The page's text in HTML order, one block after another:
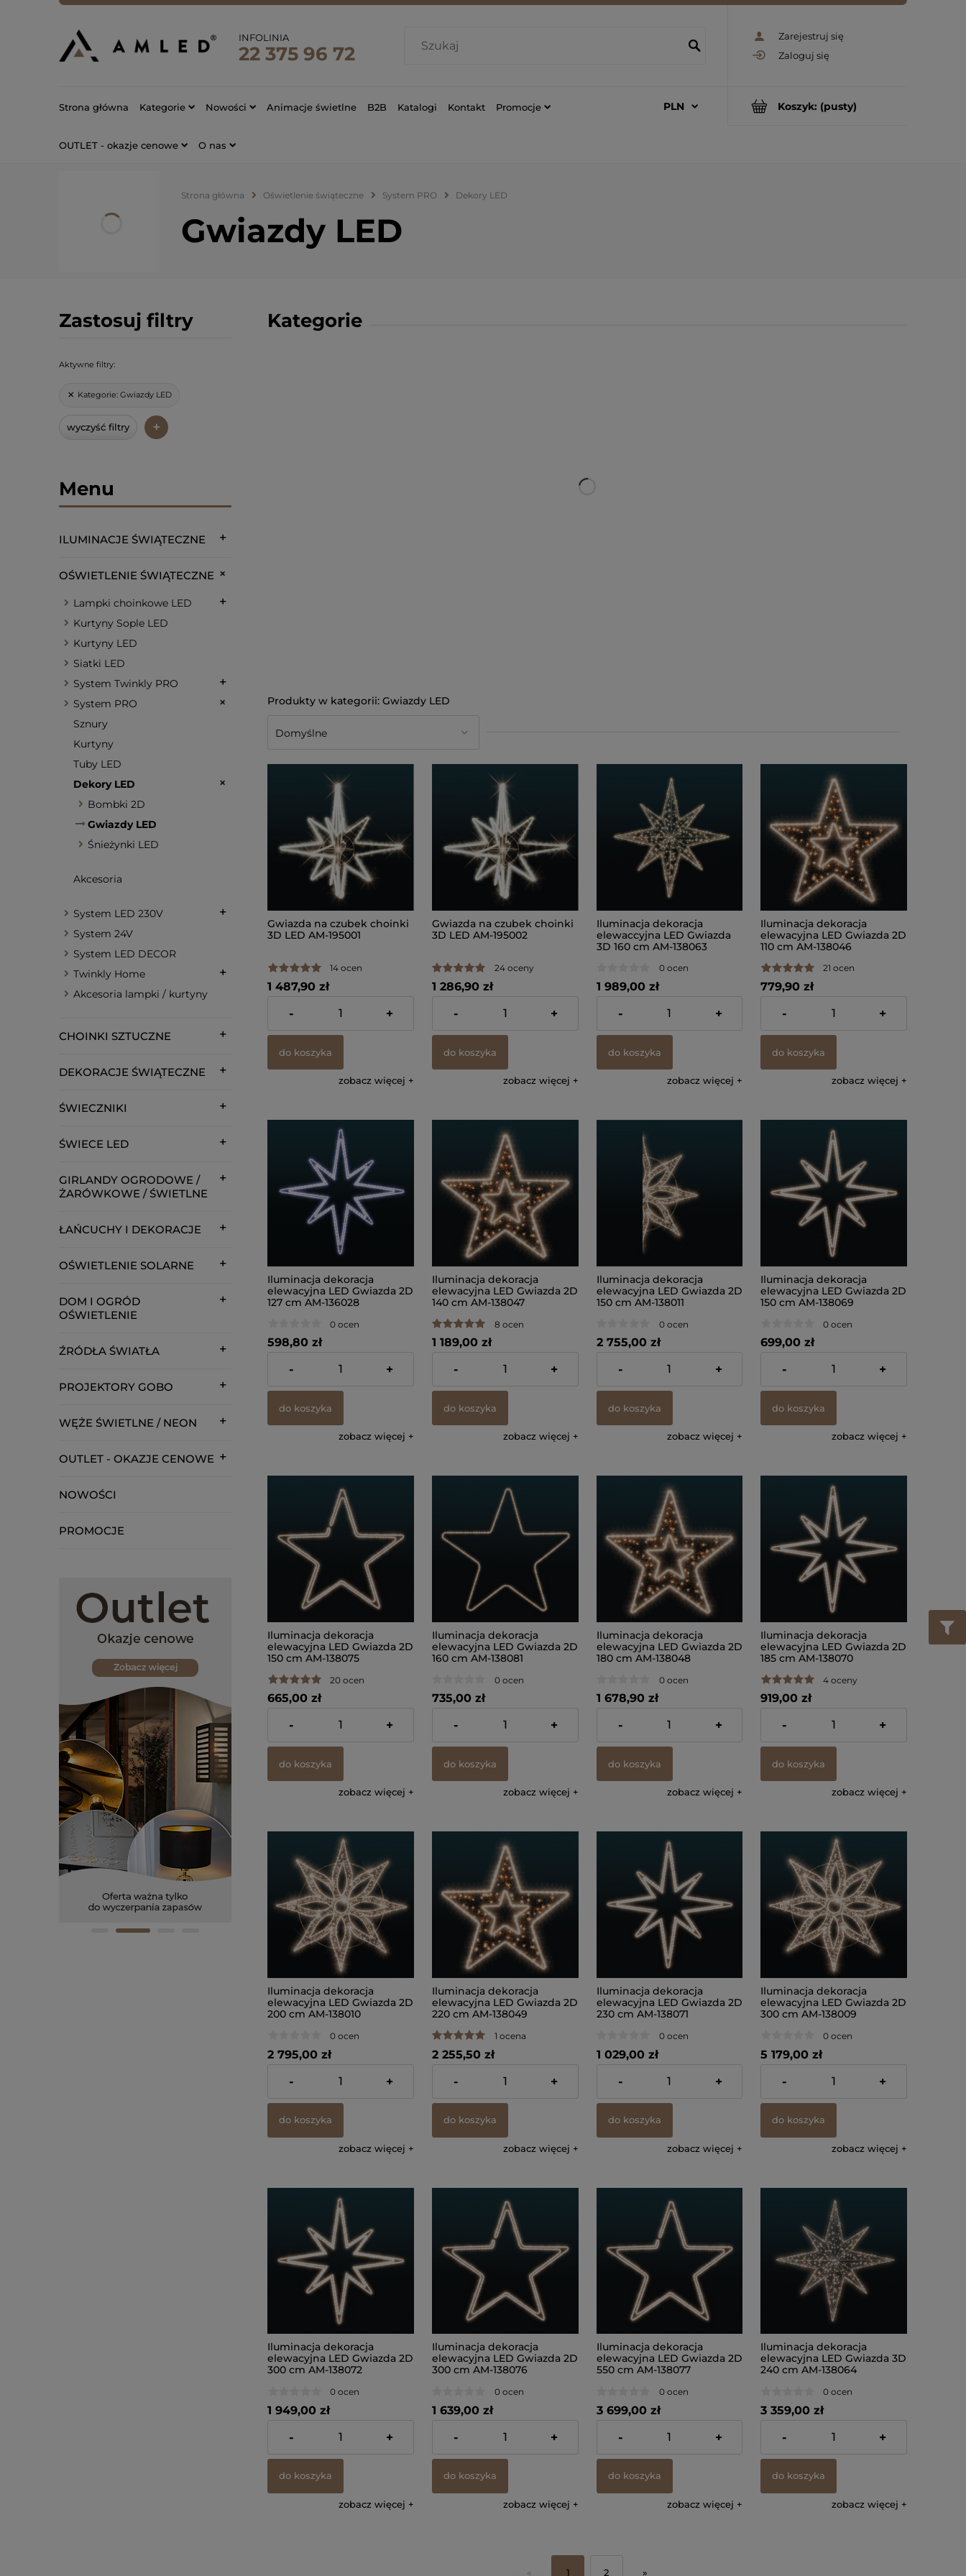
Zarejestruj się
Zaloguj się
INFOLINIA
22 375 96 72
Koszyk: (pusty)
Strona główna Kategorie Nowości Animacje świetlne B2B Katalogi Kontakt Promocje
OUTLET - okazje cenowe O nas
Strona główna Oświetlenie świąteczne System PRO Dekory LED
Gwiazdy LED
Zastosuj filtry
Aktywne filtry:
Kategorie: Gwiazdy LED
wyczyść filtry +
Menu
ILUMINACJE ŚWIĄTECZNE
OŚWIETLENIE ŚWIĄTECZNE
Lampki choinkowe LED
Kurtyny Sople LED
Kurtyny LED
Siatki LED
System Twinkly PRO
System PRO
Sznury
Kurtyny
Tuby LED
Dekory LED
Bombki 2D
Gwiazdy LED
Śnieżynki LED
Akcesoria
System LED 230V
System 24V
System LED DECOR
Twinkly Home
Akcesoria lampki / kurtyny
CHOINKI SZTUCZNE
DEKORACJE ŚWIĄTECZNE
ŚWIECZNIKI
ŚWIECE LED
GIRLANDY OGRODOWE /
ŻARÓWKOWE / ŚWIETLNE
ŁAŃCUCHY I DEKORACJE
OŚWIETLENIE SOLARNE
DOM I OGRÓD
OŚWIETLENIE
ŹRÓDŁA ŚWIATŁA
PROJEKTORY GOBO
WĘŻE ŚWIETLNE / NEON
OUTLET - OKAZJE CENOWE
NOWOŚCI
PROMOCJE
Kategorie
Gwiazdy LED
Gwiazda na czubek choinki
3D LED AM-195001
14 ocen
1 487,90 zł
zawiera 23% VAT, bez kosztów
- +
do koszyka
zobacz więcej
Gwiazda na czubek choinki
3D LED AM-195002
24 oceny
1 286,90 zł
zawiera 23% VAT, bez kosztów
- +
do koszyka
zobacz więcej
Iluminacja dekoracja
elewaccyjna LED Gwiazda
3D 160 cm AM-138063
0 ocen
1 989,00 zł
zawiera 23% VAT, bez kosztów
- +
do koszyka
zobacz więcej
Iluminacja dekoracja
elewacyjna LED Gwiazda 2D
110 cm AM-138046
21 ocen
779,90 zł
zawiera 23% VAT, bez kosztów
- +
do koszyka
zobacz więcej
Iluminacja dekoracja
elewacyjna LED Gwiazda 2D
127 cm AM-136028
0 ocen
598,80 zł
zawiera 23% VAT, bez kosztów
- +
do koszyka
zobacz więcej
Iluminacja dekoracja
elewacyjna LED Gwiazda 2D
140 cm AM-138047
8 ocen
1 189,00 zł
zawiera 23% VAT, bez kosztów
- +
do koszyka
zobacz więcej
Iluminacja dekoracja
elewacyjna LED Gwiazda 2D
150 cm AM-138011
0 ocen
2 755,00 zł
zawiera 23% VAT, bez kosztów
- +
do koszyka
zobacz więcej
Iluminacja dekoracja
elewacyjna LED Gwiazda 2D
150 cm AM-138069
0 ocen
699,00 zł
zawiera 23% VAT, bez kosztów
- +
do koszyka
zobacz więcej
Iluminacja dekoracja
elewacyjna LED Gwiazda 2D
150 cm AM-138075
20 ocen
665,00 zł
zawiera 23% VAT, bez kosztów
- +
do koszyka
zobacz więcej
Iluminacja dekoracja
elewacyjna LED Gwiazda 2D
160 cm AM-138081
0 ocen
735,00 zł
zawiera 23% VAT, bez kosztów
- +
do koszyka
zobacz więcej
Iluminacja dekoracja
elewacyjna LED Gwiazda 2D
180 cm AM-138048
0 ocen
1 678,90 zł
zawiera 23% VAT, bez kosztów
- +
do koszyka
zobacz więcej
Iluminacja dekoracja
elewacyjna LED Gwiazda 2D
185 cm AM-138070
4 oceny
919,00 zł
zawiera 23% VAT, bez kosztów
- +
do koszyka
zobacz więcej
Iluminacja dekoracja
elewacyjna LED Gwiazda 2D
200 cm AM-138010
0 ocen
2 795,00 zł
zawiera 23% VAT, bez kosztów
- +
do koszyka
zobacz więcej
Iluminacja dekoracja
elewacyjna LED Gwiazda 2D
220 cm AM-138049
1 ocena
2 255,50 zł
zawiera 23% VAT, bez kosztów
- +
do koszyka
zobacz więcej
Iluminacja dekoracja
elewacyjna LED Gwiazda 2D
230 cm AM-138071
0 ocen
1 029,00 zł
zawiera 23% VAT, bez kosztów
- +
do koszyka
zobacz więcej
Iluminacja dekoracja
elewacyjna LED Gwiazda 2D
300 cm AM-138009
0 ocen
5 179,00 zł
zawiera 23% VAT, bez kosztów
- +
do koszyka
zobacz więcej
Iluminacja dekoracja
elewacyjna LED Gwiazda 2D
300 cm AM-138072
0 ocen
1 949,00 zł
zawiera 23% VAT, bez kosztów
- +
do koszyka
zobacz więcej
Iluminacja dekoracja
elewacyjna LED Gwiazda 2D
300 cm AM-138076
0 ocen
1 639,00 zł
zawiera 23% VAT, bez kosztów
- +
do koszyka
zobacz więcej
Iluminacja dekoracja
elewacyjna LED Gwiazda 2D
550 cm AM-138077
0 ocen
3 699,00 zł
zawiera 23% VAT, bez kosztów
- +
do koszyka
zobacz więcej
Iluminacja dekoracja
elewacyjna LED Gwiazda 3D
240 cm AM-138064
0 ocen
3 359,00 zł
zawiera 23% VAT, bez kosztów
- +
do koszyka
zobacz więcej
« 1 2 »